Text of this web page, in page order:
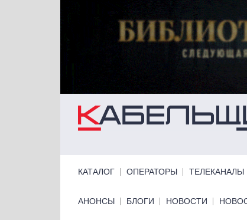
КАТАЛОГ ОПЕРАТОРЫ ТЕЛЕКАНАЛЫ
Primary links bottom
АНОНСЫ БЛОГИ НОВОСТИ